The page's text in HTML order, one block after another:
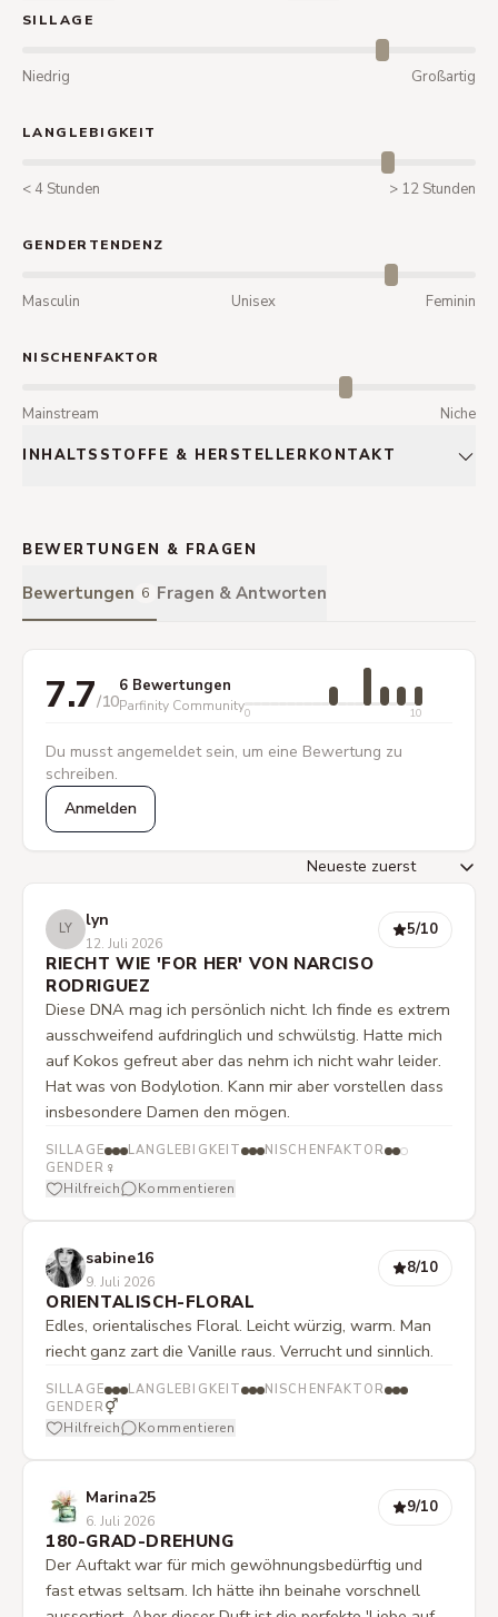
SILLAGE
Niedrig Großartig
LANGLEBIGKEIT
< 4 Stunden > 12 Stunden
GENDERTENDENZ
Masculin Unisex Feminin
NISCHENFAKTOR
Mainstream Niche
INHALTSSTOFFE & HERSTELLERKONTAKT
BEWERTUNGEN & FRAGEN
Bewertungen 6 Fragen & Antworten
7.7/10
6 Bewertungen
Parfinity Community0 10
Du musst angemeldet sein, um eine Bewertung zu
schreiben.
Anmelden
LY lyn
12. Juli 2026
5/10
RIECHT WIE 'FOR HER' VON NARCISO
RODRIGUEZ
Diese DNA mag ich persönlich nicht. Ich finde es extrem
ausschweifend aufdringlich und schwülstig. Hatte mich
auf Kokos gefreut aber das nehm ich nicht wahr leider.
Hat was von Bodylotion. Kann mir aber vorstellen dass
insbesondere Damen den mögen.
SILLAGE LANGLEBIGKEIT
NISCHENFAKTOR
GENDER ♀
Hilfreich Kommentieren
sabine16
9. Juli 2026
8/10
ORIENTALISCH-FLORAL
Edles, orientalisches Floral. Leicht würzig, warm. Man
riecht ganz zart die Vanille raus. Verrucht und sinnlich.
SILLAGE LANGLEBIGKEIT
NISCHENFAKTOR
GENDER ⚥
Hilfreich Kommentieren
Marina25
6. Juli 2026
9/10
180-GRAD-DREHUNG
Der Auftakt war für mich gewöhnungsbedürftig und
fast etwas seltsam. Ich hätte ihn beinahe vorschnell